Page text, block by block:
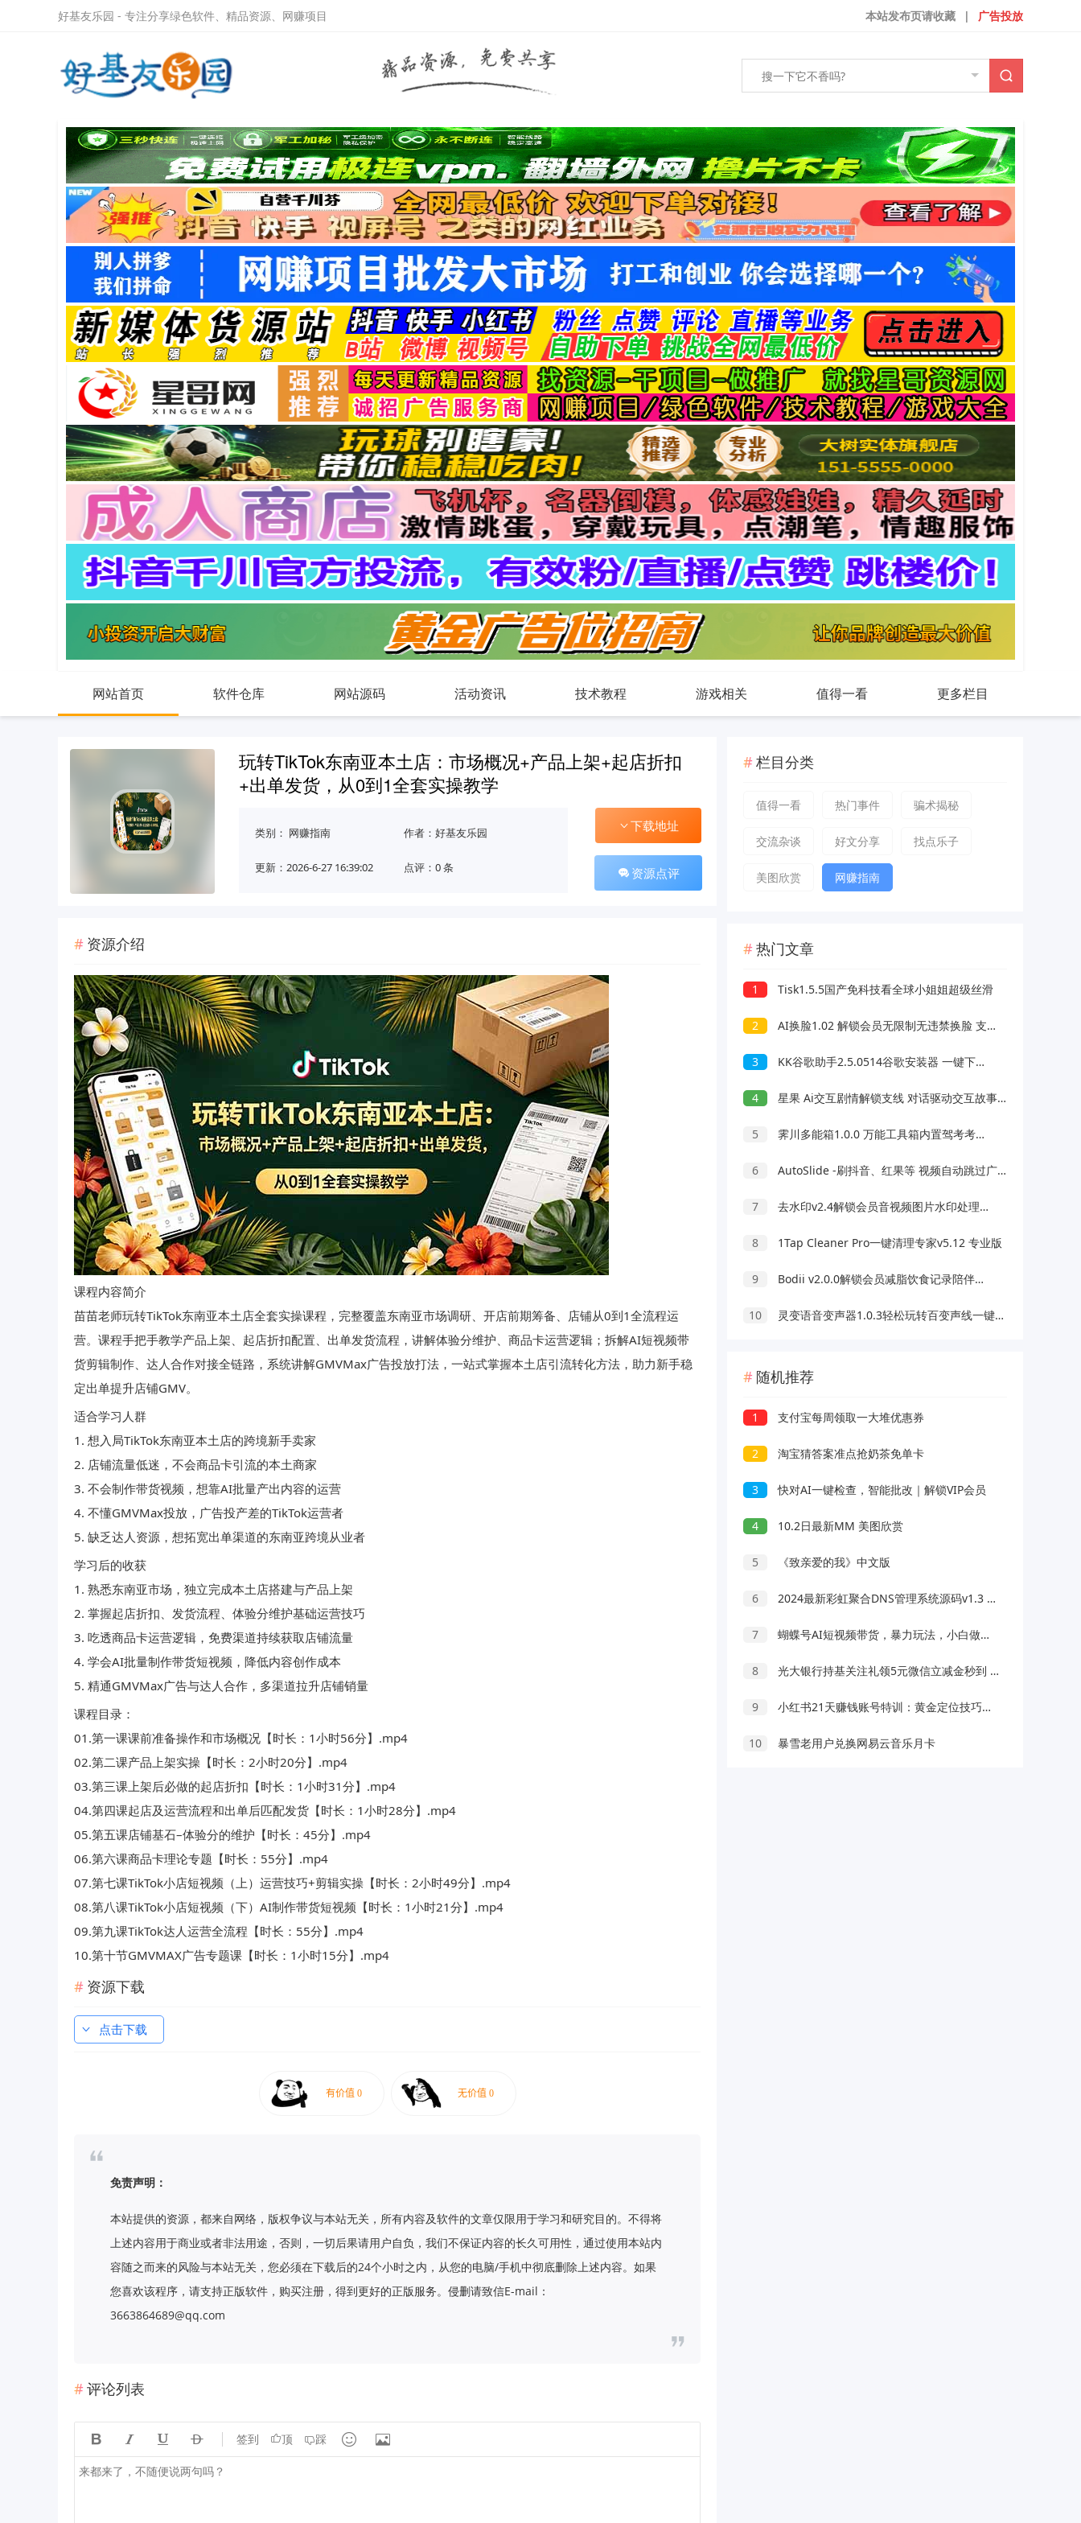
好基友乐园 - 专注分享绿色软件、精品资源、网赚项目 广告投放
|
本站发布页请收藏
网站首页 软件仓库 网站源码 活动资讯 技术教程 游戏相关 值得一看 更多栏目
玩转TikTok东南亚本土店：市场概况+产品上架+起店折扣
+出单发货，从0到1全套实操教学
类别： 网赚指南 作者：好基友乐园
更新：2026-6-27 16:39:02 点评：0 条
下载地址
资源点评
资源介绍
课程内容简介
苗苗老师玩转TikTok东南亚本土店全套实操课程，完整覆盖东南亚市场调研、开店前期筹备、店铺从0到1全流程运
营。课程手把手教学产品上架、起店折扣配置、出单发货流程，讲解体验分维护、商品卡运营逻辑；拆解AI短视频带
货剪辑制作、达人合作对接全链路，系统讲解GMVMax广告投放打法，一站式掌握本土店引流转化方法，助力新手稳
定出单提升店铺GMV。
适合学习人群
1. 想入局TikTok东南亚本土店的跨境新手卖家
2. 店铺流量低迷，不会商品卡引流的本土商家
3. 不会制作带货视频，想靠AI批量产出内容的运营
4. 不懂GMVMax投放，广告投产差的TikTok运营者
5. 缺乏达人资源，想拓宽出单渠道的东南亚跨境从业者
学习后的收获
1. 熟悉东南亚市场，独立完成本土店搭建与产品上架
2. 掌握起店折扣、发货流程、体验分维护基础运营技巧
3. 吃透商品卡运营逻辑，免费渠道持续获取店铺流量
4. 学会AI批量制作带货短视频，降低内容创作成本
5. 精通GMVMax广告与达人合作，多渠道拉升店铺销量
课程目录：
01.第一课课前准备操作和市场概况【时长：1小时56分】.mp4
02.第二课产品上架实操【时长：2小时20分】.mp4
03.第三课上架后必做的起店折扣【时长：1小时31分】.mp4
04.第四课起店及运营流程和出单后匹配发货【时长：1小时28分】.mp4
05.第五课店铺基石–体验分的维护【时长：45分】.mp4
06.第六课商品卡理论专题【时长：55分】.mp4
07.第七课TikTok小店短视频（上）运营技巧+剪辑实操【时长：2小时49分】.mp4
08.第八课TikTok小店短视频（下）AI制作带货短视频【时长：1小时21分】.mp4
09.第九课TikTok达人运营全流程【时长：55分】.mp4
10.第十节GMVMAX广告专题课【时长：1小时15分】.mp4
资源下载
点击下载
免责声明：
本站提供的资源，都来自网络，版权争议与本站无关，所有内容及软件的文章仅限用于学习和研究目的。不得将
上述内容用于商业或者非法用途，否则，一切后果请用户自负，我们不保证内容的长久可用性，通过使用本站内
容随之而来的风险与本站无关，您必须在下载后的24个小时之内，从您的电脑/手机中彻底删除上述内容。如果
您喜欢该程序，请支持正版软件，购买注册，得到更好的正版服务。侵删请致信E-mail：
3663864689@qq.com
评论列表
    签到 顶 踩  
栏目分类
值得一看 热门事件 骗术揭秘
交流杂谈 好文分享 找点乐子
美图欣赏 网赚指南
热门文章
1 Tisk1.5.5国产免科技看全球小姐姐超级丝滑
2 AI换脸1.02 解锁会员无限制无违禁换脸 支持照片/视频
3 KK谷歌助手2.5.0514谷歌安装器 一键下载安装
4 星果 Ai交互剧情解锁支线 对话驱动交互故事剧情
5 霁川多能箱1.0.0 万能工具箱内置驾考考题 去水印等功能
6 AutoSlide -刷抖音、红果等 视频自动跳过广告 OCR智能识别 v2.6.0
7 去水印v2.4解锁会员音视频图片水印处理压缩工具
8 1Tap Cleaner Pro一键清理专家v5.12 专业版
9 Bodii v2.0.0解锁会员减脂饮食记录陪伴工具
10 灵变语音变声器1.0.3轻松玩转百变声线一键变声
随机推荐
1 支付宝每周领取一大堆优惠券
2 淘宝猜答案准点抢奶茶免单卡
3 快对AI一键检查，智能批改｜解锁VIP会员
4 10.2日最新MM 美图欣赏
5 《致亲爱的我》中文版
6 2024最新彩虹聚合DNS管理系统源码v1.3 全开源
7 蝴蝶号AI短视频带货，暴力玩法，小白做也能起飞
8 光大银行持基关注礼领5元微信立减金秒到 二类电子卡也可以
9 小红书21天赚钱账号特训：黄金定位技巧，高转粉文案创作，科学引流策略
10 暴雪老用户兑换网易云音乐月卡